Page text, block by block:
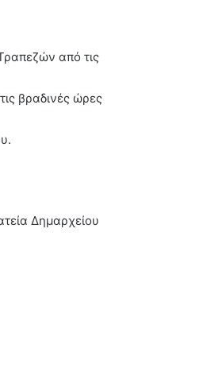
από τις
βραδινές ώρες
Δημαρχείου